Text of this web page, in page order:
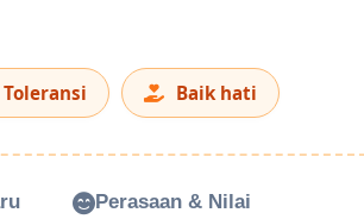
Toleransi Baik hati
Perasaan & Nilai